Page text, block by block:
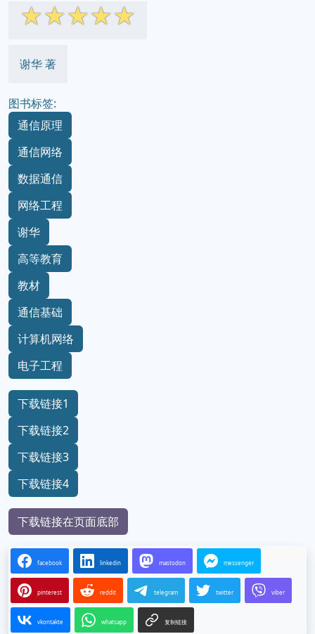
☆☆☆☆☆
谢华 著
图书标签:
通信原理
通信网络
数据通信
网络工程
谢华
高等教育
教材
通信基础
计算机网络
电子工程
下载链接1
下载链接2
下载链接3
下载链接4
下载链接在页面底部
facebook linkedin mastodon messenger
pinterest reddit telegram twitter viber
vkontakte whatsapp 复制链接